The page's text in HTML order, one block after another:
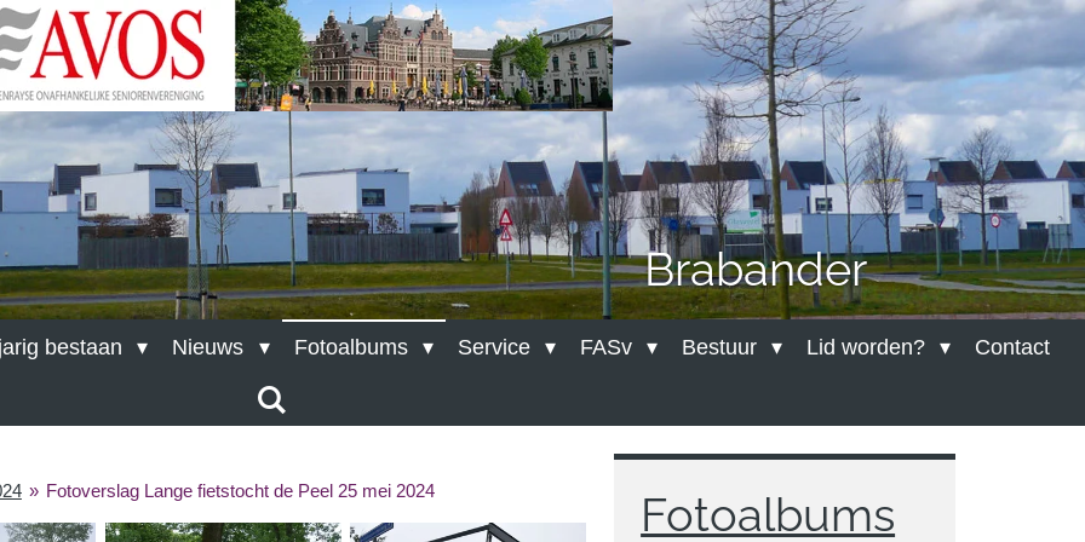
bestaan Nieuws Fotoalbums Service FASv Bestuur Lid worden? Contact
» Fotoverslag Lange fietstocht de Peel 25 mei 2024
Fotoalbums